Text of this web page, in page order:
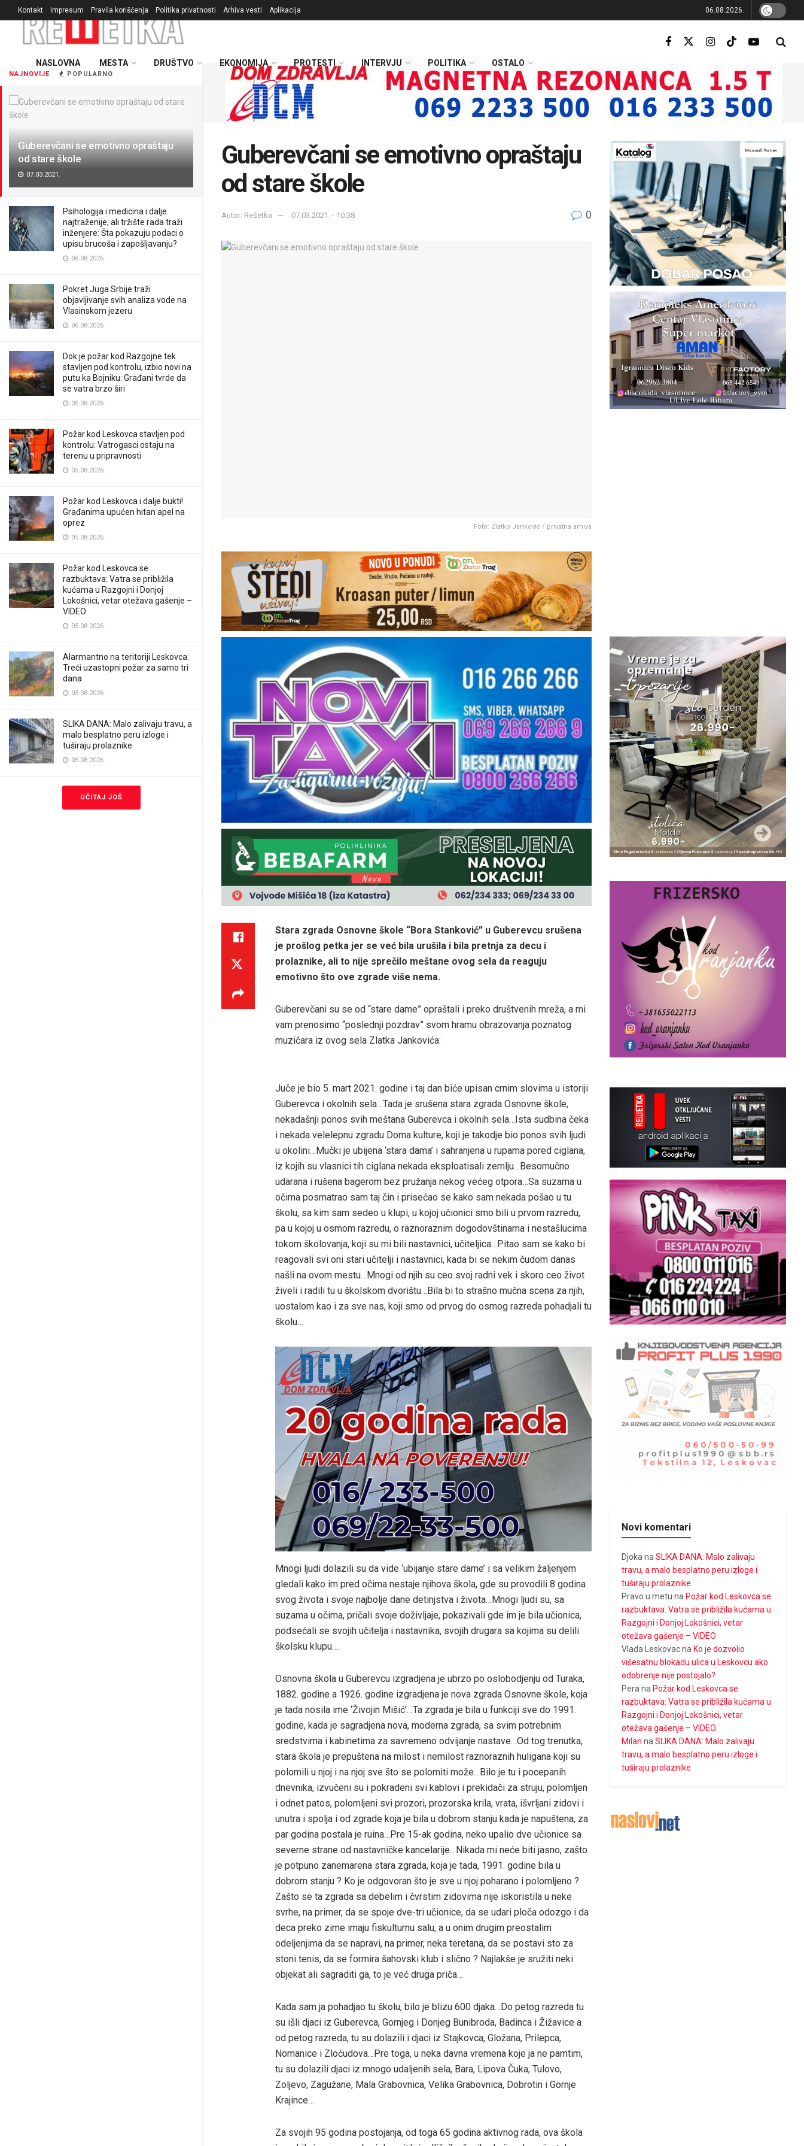
NAJNOVIJE POPULARNO
Guberevčani se emotivno opraštaju
od stare škole
07.03.2021.
Psihologija i medicina i dalje
najtraženije, ali tržište rada traži
inženjere: Šta pokazuju podaci o
upisu brucoša i zapošljavanju?
06.08.2026.
Pokret Juga Srbije traži
objavljivanje svih analiza vode na
Vlasinskom jezeru
06.08.2026.
Dok je požar kod Razgojne tek
stavljen pod kontrolu, izbio novi na
putu ka Bojniku: Građani tvrde da
se vatra brzo širi
05.08.2026.
Požar kod Leskovca stavljen pod
kontrolu: Vatrogasci ostaju na
terenu u pripravnosti
05.08.2026.
Požar kod Leskovca i dalje bukti!
Građanima upućen hitan apel na
oprez
05.08.2026.
Požar kod Leskovca se
razbuktava: Vatra se približila
kućama u Razgojni i Donjoj
Lokošnici, vetar otežava gašenje –
VIDEO
05.08.2026.
Alarmantno na teritoriji Leskovca:
Treći uzastopni požar za samo tri
dana
05.08.2026.
SLIKA DANA: Malo zalivaju travu, a
malo besplatno peru izloge i
tuširaju prolaznike
05.08.2026.
UČITAJ JOŠ
Kontakt Impresum Pravila korišćenja Politika privatnosti Arhiva vesti Aplikacija 06.08.2026.
NASLOVNA MESTA DRUŠTVO EKONOMIJA PROTESTI INTERVJU POLITIKA OSTALO
Guberevčani se emotivno opraštaju
od stare škole
Autor: Rešetka 07.03.2021. - 10:38 0
Foto: Zlatko Janković / privatna arhiva
Stara zgrada Osnovne škole “Bora Stanković” u Guberevcu srušena
je prošlog petka jer se već bila urušila i bila pretnja za decu i
prolaznike, ali to nije sprečilo meštane ovog sela da reaguju
emotivno što ove zgrade više nema.
Guberevčani su se od “stare dame” opraštali i preko društvenih mreža, a mi
vam prenosimo “poslednji pozdrav” svom hramu obrazovanja poznatog
muzičara iz ovog sela Zlatka Jankovića:
Juče je bio 5. mart 2021. godine i taj dan biće upisan crnim slovima u istoriji
Guberevca i okolnih sela…Tada je srušena stara zgrada Osnovne škole,
nekadašnji ponos svih meštana Guberevca i okolnih sela…Ista sudbina čeka
i nekada velelepnu zgradu Doma kulture, koji je takodje bio ponos svih ljudi
u okolini…Mučki je ubijena ‘stara dama’ i sahranjena u rupama pored ciglana,
iz kojih su vlasnici tih ciglana nekada eksploatisali zemlju…Besomučno
udarana i rušena bagerom bez pružanja nekog većeg otpora…Sa suzama u
očima posmatrao sam taj čin i prisećao se kako sam nekada pošao u tu
školu, sa kim sam sedeo u klupi, u kojoj učionici smo bili u prvom razredu,
pa u kojoj u osmom razredu, o raznoraznim dogodovštinama i nestašlucima
tokom školovanja, koji su mi bili nastavnici, učiteljica…Pitao sam se kako bi
reagovali svi oni stari učitelji i nastavnici, kada bi se nekim čudom danas
našli na ovom mestu…Mnogi od njih su ceo svoj radni vek i skoro ceo život
živeli i radili tu u školskom dvorištu…Bila bi to strašno mučna scena za njih,
uostalom kao i za sve nas, koji smo od prvog do osmog razreda pohadjali tu
školu…
Mnogi ljudi dolazili su da vide ‘ubijanje stare dame’ i sa velikim žaljenjem
gledali kako im pred očima nestaje njihova škola, gde su provodili 8 godina
svog života i svoje najbolje dane detinjstva i života…Mnogi ljudi su, sa
suzama u očima, pričali svoje doživljaje, pokazivali gde im je bila učionica,
podsećali se svojih učitelja i nastavnika, svojih drugara sa kojima su delili
školsku klupu….
Osnovna škola u Guberevcu izgradjena je ubrzo po oslobodjenju od Turaka,
1882. godine a 1926. godine izgradjena je nova zgrada Osnovne škole, koja
je tada nosila ime ‘Živojin Mišić’…Ta zgrada je bila u funkciji sve do 1991.
godine, kada je sagradjena nova, moderna zgrada, sa svim potrebnim
sredstvima i kabinetima za savremeno odvijanje nastave…Od tog trenutka,
stara škola je prepuštena na milost i nemilost raznoraznih huligana koji su
polomili u njoj i na njoj sve što se polomiti može…Bilo je tu i pocepanih
dnevnika, izvučeni su i pokradeni svi kablovi i prekidači za struju, polomljen
i odnet patos, polomljeni svi prozori, prozorska krila, vrata, išvrljani zidovi i
unutra i spolja i od zgrade koja je bila u dobrom stanju kada je napuštena, za
par godina postala je ruina…Pre 15-ak godina, neko upalio dve učionice sa
severne strane od nastavničke kancelarije…Nikada mi neće biti jasno, zašto
je potpuno zanemarena stara zgrada, koja je tada, 1991. godine bila u
dobrom stanju ? Ko je odgovoran što je sve u njoj poharano i polomljeno ?
Zašto se ta zgrada sa debelim i čvrstim zidovima nije iskoristila u neke
svrhe, na primer, da se spoje dve-tri učionice, da se udari ploča odozgo i da
deca preko zime imaju fiskulturnu salu, a u onim drugim preostalim
odeljenjima da se napravi, na primer, neka teretana, da se postavi sto za
stoni tenis, da se formira šahovski klub i slično ? Najlakše je sružiti neki
objekat ali sagraditi ga, to je već druga priča…
Kada sam ja pohadjao tu školu, bilo je blizu 600 djaka…Do petog razreda tu
su išli djaci iz Guberevca, Gornjeg i Donjeg Bunibroda, Badinca i Žižavice a
od petog razreda, tu su dolazili i djaci iz Stajkovca, Gložana, Prilepca,
Nomanice i Zloćudova…Pre toga, u neka davna vremena koje ja ne pamtim,
tu su dolazili djaci iz mnogo udaljenih sela, Bara, Lipova Čuka, Tulovo,
Zoljevo, Zagužane, Mala Grabovnica, Velika Grabovnica, Dobrotin i Gornje
Krajince…
Za svojih 95 godina postojanja, od toga 65 godina aktivnog rada, ova škola
Novi komentari
DjokanaSLIKA DANA: Malo zalivaju
travu, a malo besplatno peru izloge i
tuširaju prolaznike
Pravo u metu na Požar kod Leskovca se
razbuktava: Vatra se približila kućama u
Razgojni i Donjoj Lokošnici, vetar
otežava gašenje – VIDEO
Vlada Leskovacna Ko je dozvolio
višesatnu blokadu ulica u Leskovcu ako
odobrenje nije postojalo?
Perana Požar kod Leskovca se
razbuktava: Vatra se približila kućama u
Razgojni i Donjoj Lokošnici, vetar
otežava gašenje – VIDEO
Milan naSLIKA DANA: Malo zalivaju
travu, a malo besplatno peru izloge i
tuširaju prolaznike